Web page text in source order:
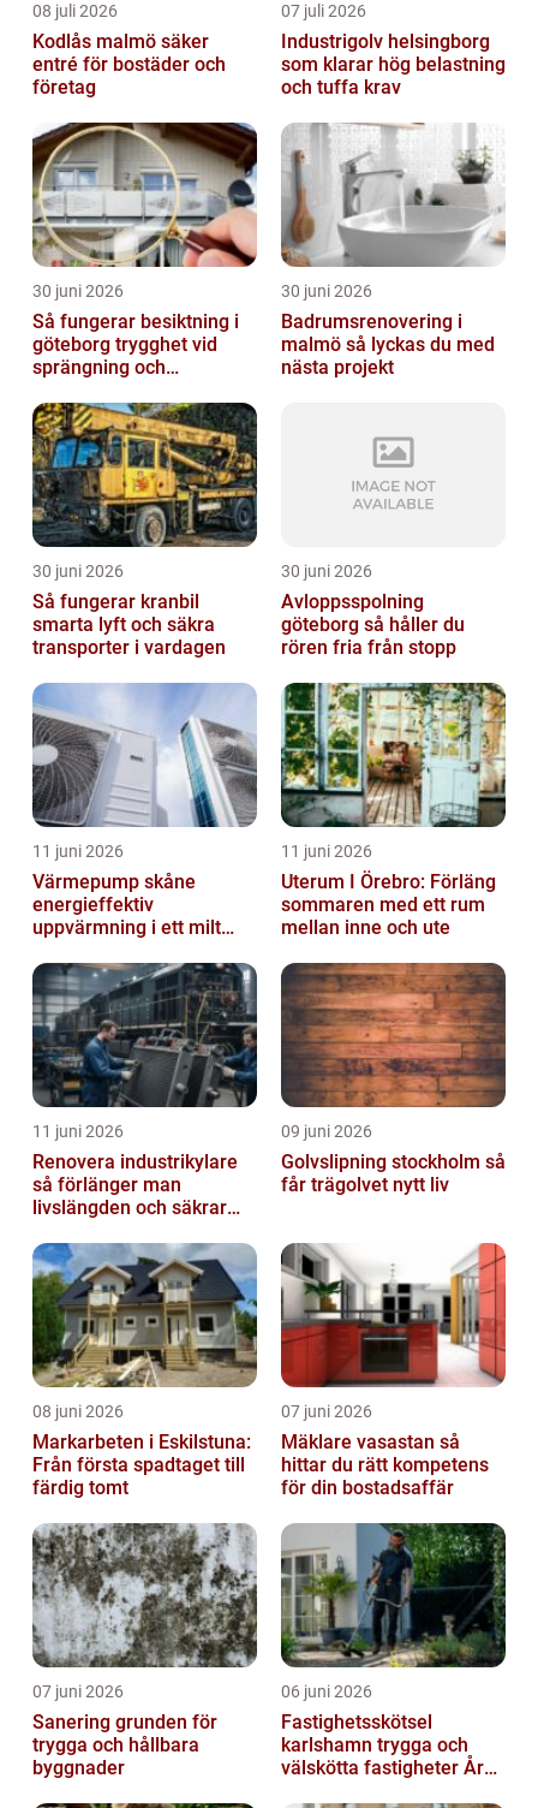
08 juli 2026
Kodlås malmö säker
entré för bostäder och
företag
07 juli 2026
Industrigolv helsingborg
som klarar hög belastning
och tuffa krav
30 juni 2026
Så fungerar besiktning i
göteborg trygghet vid
sprängning och
30 juni 2026
Badrumsrenovering i
malmö så lyckas du med
nästa projekt
30 juni 2026
Så fungerar kranbil
smarta lyft och säkra
transporter i vardagen
30 juni 2026
Avloppsspolning
göteborg så håller du
rören fria från stopp
11 juni 2026
Värmepump skåne
energieffektiv
uppvärmning i ett milt
11 juni 2026
Uterum I Örebro: Förläng
sommaren med ett rum
mellan inne och ute
11 juni 2026
Renovera industrikylare
så förlänger man
livslängden och säkrar
09 juni 2026
Golvslipning stockholm så
får trägolvet nytt liv
08 juni 2026
Markarbeten i Eskilstuna:
Från första spadtaget till
färdig tomt
07 juni 2026
Mäklare vasastan så
hittar du rätt kompetens
för din bostadsaffär
07 juni 2026
Sanering grunden för
trygga och hållbara
byggnader
06 juni 2026
Fastighetsskötsel
karlshamn trygga och
välskötta fastigheter Året